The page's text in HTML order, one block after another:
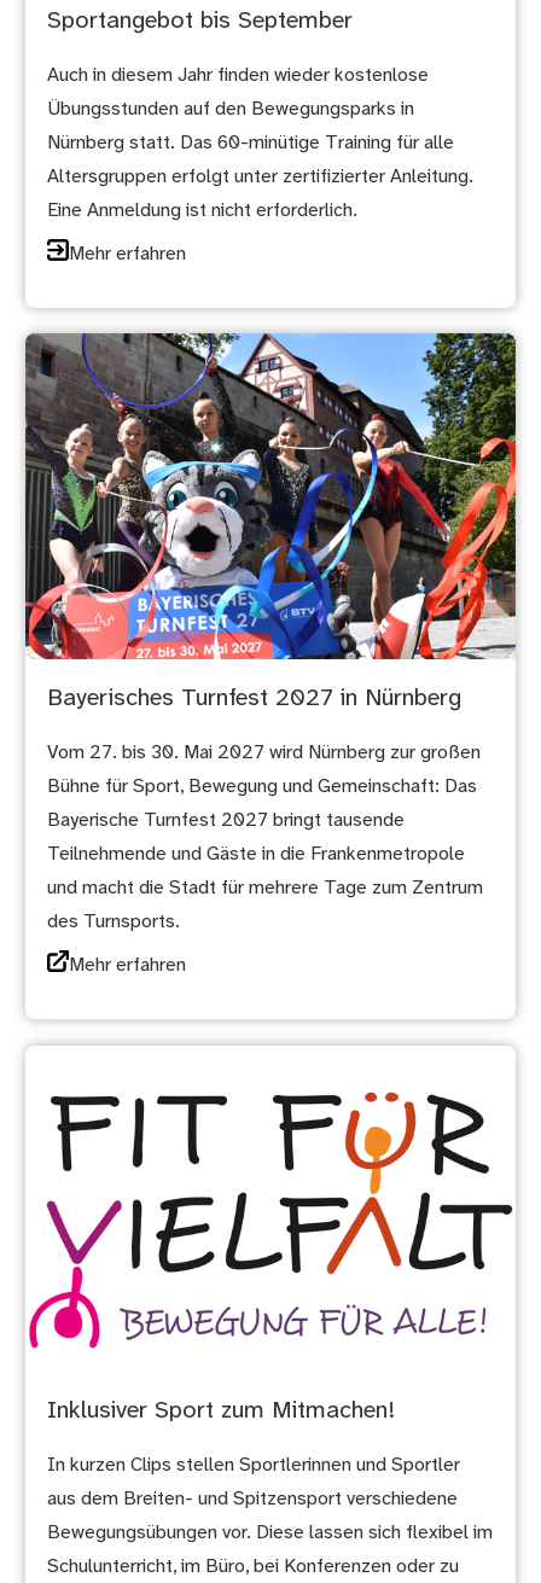
Sportangebot bis September
Auch in diesem Jahr finden wieder kostenlose
Übungsstunden auf den Bewegungsparks in
Nürnberg statt. Das 60-minütige Training für alle
Altersgruppen erfolgt unter zertifizierter Anleitung.
Eine Anmeldung ist nicht erforderlich.
Mehr erfahren
Bayerisches Turnfest 2027 in Nürnberg
Vom 27. bis 30. Mai 2027 wird Nürnberg zur großen
Bühne für Sport, Bewegung und Gemeinschaft: Das
Bayerische Turnfest 2027 bringt tausende
Teilnehmende und Gäste in die Frankenmetropole
und macht die Stadt für mehrere Tage zum Zentrum
des Turnsports.
Mehr erfahren
Inklusiver Sport zum Mitmachen!
In kurzen Clips stellen Sportlerinnen und Sportler
aus dem Breiten- und Spitzensport verschiedene
Bewegungsübungen vor. Diese lassen sich flexibel im
Schulunterricht, im Büro, bei Konferenzen oder zu